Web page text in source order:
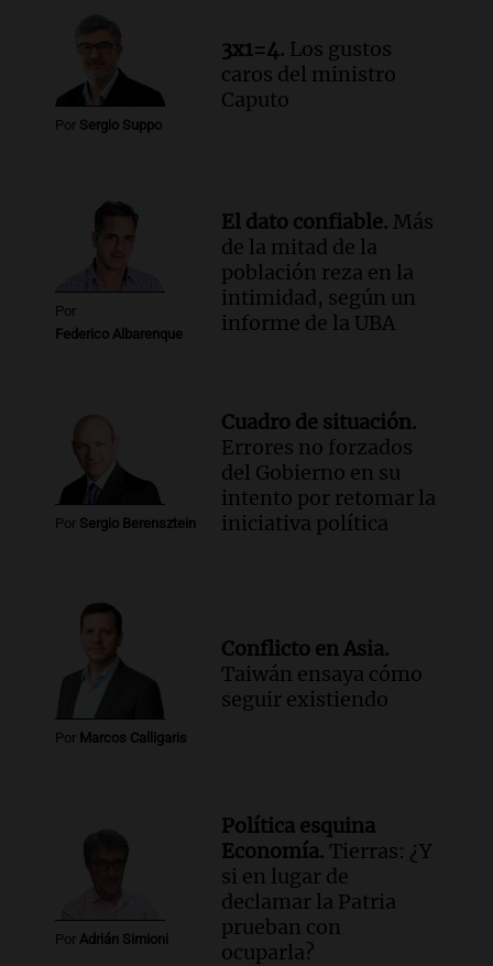
Amamos Argentina
Episodios
Por Sergio Suppo
3x1=4. Los gustos
caros del ministro
Caputo
Por
Federico Albarenque
El dato confiable. Más
de la mitad de la
población reza en la
intimidad, según un
informe de la UBA
Por Sergio Berensztein
Cuadro de situación.
Errores no forzados
del Gobierno en su
intento por retomar la
iniciativa política
Por Marcos Calligaris
Conflicto en Asia.
Taiwán ensaya cómo
seguir existiendo
Por Adrián Simioni
Política esquina
Economía. Tierras: ¿Y
si en lugar de
declamar la Patria
prueban con
ocuparla?